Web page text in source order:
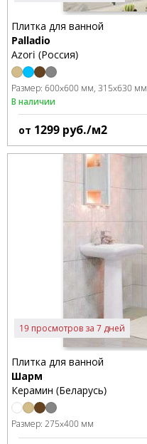
Плитка для ванной
Palladio
Azori (Россия)
Размер: 600x600 мм 315x630 мм
В наличии
от 1299 руб./м2
19 просмотров за 7 дней
Плитка для ванной
Шарм
Керамин (Беларусь)
Размер: 275x400 мм